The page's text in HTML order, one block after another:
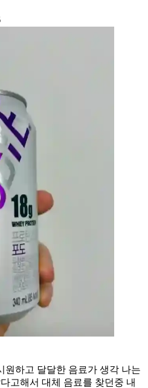
원하고 달달한 음료가 생각 나는
고해서 대체 음료를 찾던중 내